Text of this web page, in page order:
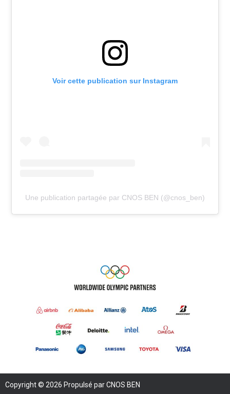
Voir cette publication sur Instagram
Une publication partagée par CNOS BEN (@cnos_ben)
Copyright © 2026 Propulsé par CNOS BEN